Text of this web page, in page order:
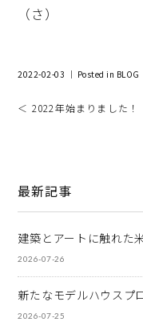
（さ）
2022-02-03 ｜ Posted in BLOG
＜ 2022年始まりました！
最新記事
建築とアートに触れた
2026-07-26
新たなモデルハウスプ
2026-07-25